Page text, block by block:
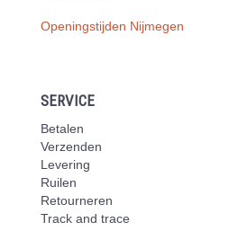
Openingstijden Nijmegen
SERVICE
Betalen
Verzenden
Levering
Ruilen
Retourneren
Track and trace